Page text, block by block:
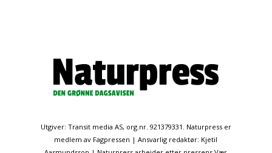
Utgiver: Transit media AS, org.nr. 921379331. Naturpress er
medlem av Fagpressen | Ansvarlig redaktør: Kjetil